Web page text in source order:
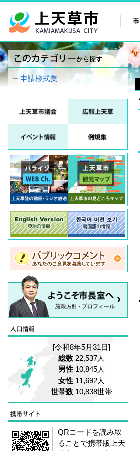
申請様式集
[令和8年5月31日]
総数 22,537人
男性 10,845人
女性 11,692人
世帯数 10,838世帯
QRコードを読み取
ることで携帯版上天